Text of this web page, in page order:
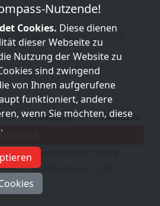
Erfolge für diese Gruppe
Durchgang Gesamtzeit
A
Grunddurchgang 1
Grunddurchgang 1
Nutzende!
Cookies. Diese dienen
dieser Webseite zu
Nutzung der Website zu
sind zwingend
von Ihnen aufgerufene
funktioniert, andere
wenn Sie möchten, diese